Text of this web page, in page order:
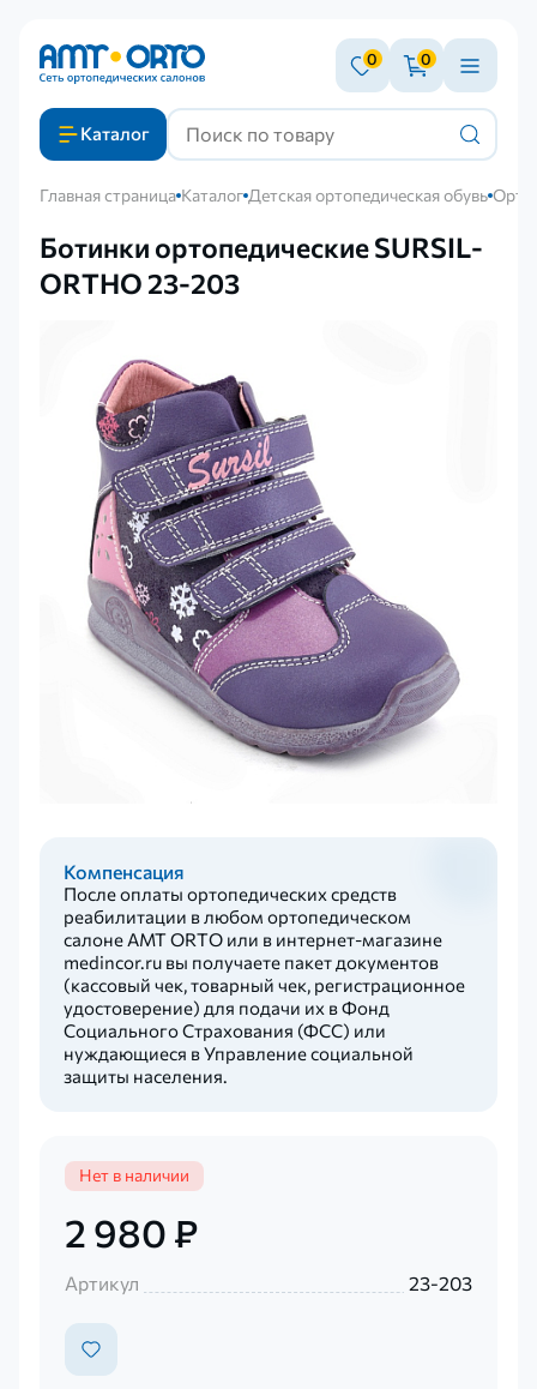
0 0
Каталог
Главная страница Каталог Детская ортопедическая обувь
Ботинки ортопедические SURSIL-
ORTHO 23-203
Компенсация
После оплаты ортопедических средств
реабилитации в любом ортопедическом
салоне AMT ORTO или в интернет-магазине
medincor.ru вы получаете пакет документов
(кассовый чек, товарный чек, регистрационное
удостоверение) для подачи их в Фонд
Социального Страхования (ФСС) или
нуждающиеся в Управление социальной
защиты населения.
Нет в наличии
2 980 ₽
Артикул 23-203